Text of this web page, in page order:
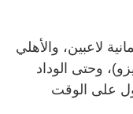
لاعبين، والأهلي
وحتى الوداد
على الوقت